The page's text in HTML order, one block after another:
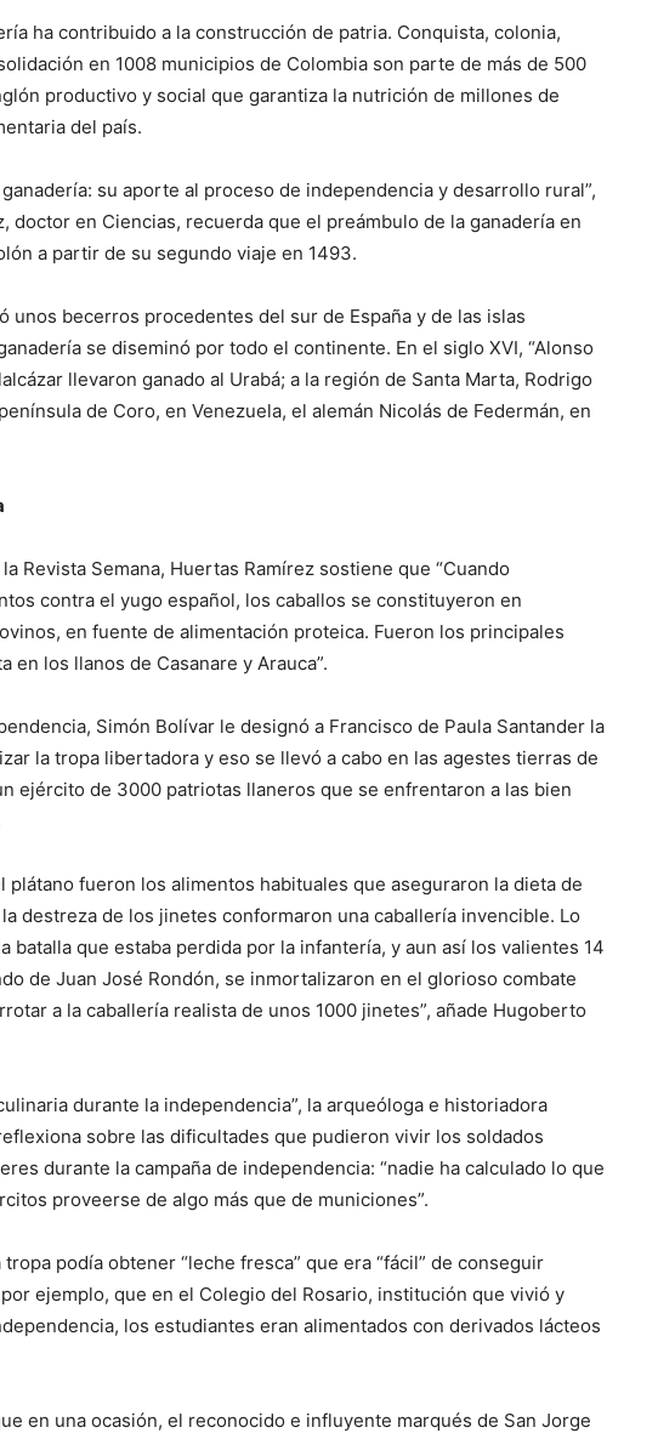
ha contribuido a la construcción de patria. Conquista, colonia,
en 1008 municipios de Colombia son parte de más de 500
productivo y social que garantiza la nutrición de millones de
del país.
su aporte al proceso de independencia y desarrollo rural”,
doctor en Ciencias, recuerda que el preámbulo de la ganadería en
a partir de su segundo viaje en 1493.
unos becerros procedentes del sur de España y de las islas
se diseminó por todo el continente. En el siglo XVI, “Alonso
llevaron ganado al Urabá; a la región de Santa Marta, Rodrigo
de Coro, en Venezuela, el alemán Nicolás de Federmán, en
Revista Semana, Huertas Ramírez sostiene que “Cuando
contra el yugo español, los caballos se constituyeron en
en fuente de alimentación proteica. Fueron los principales
los llanos de Casanare y Arauca”.
Simón Bolívar le designó a Francisco de Paula Santander la
la tropa libertadora y eso se llevó a cabo en las agestes tierras de
ejército de 3000 patriotas llaneros que se enfrentaron a las bien
plátano fueron los alimentos habituales que aseguraron la dieta de
destreza de los jinetes conformaron una caballería invencible. Lo
batalla que estaba perdida por la infantería, y aun así los valientes 14
de Juan José Rondón, se inmortalizaron en el glorioso combate
a la caballería realista de unos 1000 jinetes”, añade Hugoberto
durante la independencia”, la arqueóloga e historiadora
sobre las dificultades que pudieron vivir los soldados
durante la campaña de independencia: “nadie ha calculado lo que
proveerse de algo más que de municiones”.
podía obtener “leche fresca” que era “fácil” de conseguir
por ejemplo, que en el Colegio del Rosario, institución que vivió y
los estudiantes eran alimentados con derivados lácteos
en una ocasión, el reconocido e influyente marqués de San Jorge